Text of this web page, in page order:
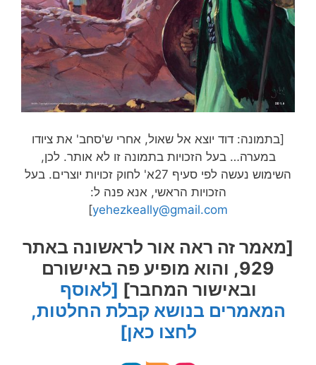
[בתמונה: דוד יוצא אל שאול, אחרי ש'סחב' את ציודו
במערה… בעל הזכויות בתמונה זו לא אותר. לכן,
השימוש נעשה לפי סעיף 27א' לחוק זכויות יוצרים. בעל
הזכויות הראשי, אנא פנה ל:
yehezkeally@gmail.com
]
[מאמר זה ראה אור לראשונה באתר
929, והוא מופיע פה באישורם
ובאישור המחבר] [לאוסף
המאמרים בנושא קבלת החלטות,
לחצו כאן]